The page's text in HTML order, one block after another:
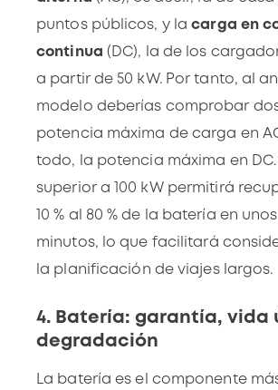
puntos públicos, y lacarga en
continua (DC), la de los
a partir de 50 kW. Por tanto, al
modelo deberías comprobar
potencia máxima de carga en
todo, la potencia máxima en DC.
superior a 100 kW permitirá
10 % al 80 % de la batería en unos
minutos, lo que facilitará
la planificación de viajes largos.
4. Batería: garantía, vida
degradación
La batería es el componente